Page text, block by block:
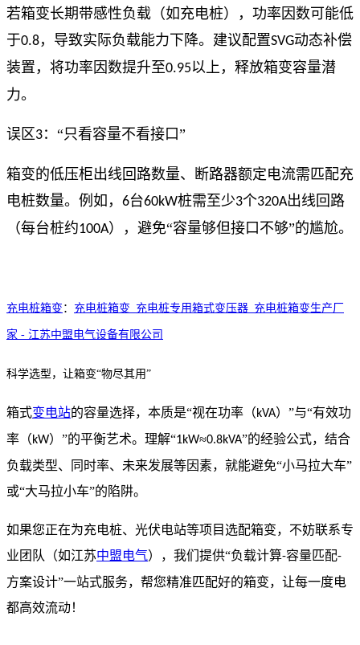
若箱变长期带感性负载（如充电桩），功率因数可能低
于0.8，导致实际负载能力下降。建议配置SVG动态补偿
装置，将功率因数提升至0.95以上，释放箱变容量潜
力。
误区3：“只看容量不看接口”
箱变的低压柜出线回路数量、断路器额定电流需匹配充
电桩数量。例如， 6台60kW桩需至少3个320A出线回路
（每台桩约100A），避免“容量够但接口不够”的尴尬。
充电桩箱变 ： 充电桩箱变_充电桩专用箱式变压器_充电桩箱变生产厂
家 - 江苏中盟电气设备有限公司
科学选型，让箱变“物尽其用”
箱式变电站的容量选择，本质是“视在功率（kVA）”与“有效功
率（kW）”的平衡艺术。理解“1kW≈0.8kVA”的经验公式，结合
负载类型、同时率、未来发展等因素，就能避免“小马拉大车”
或“大马拉小车”的陷阱。
如果您正在为充电桩、光伏电站等项目选配箱变，不妨联系专
业团队（如江苏中盟电气），我们提供“负载计算-容量匹配-
方案设计”一站式服务，帮您精准匹配好的箱变，让每一度电
都高效流动！